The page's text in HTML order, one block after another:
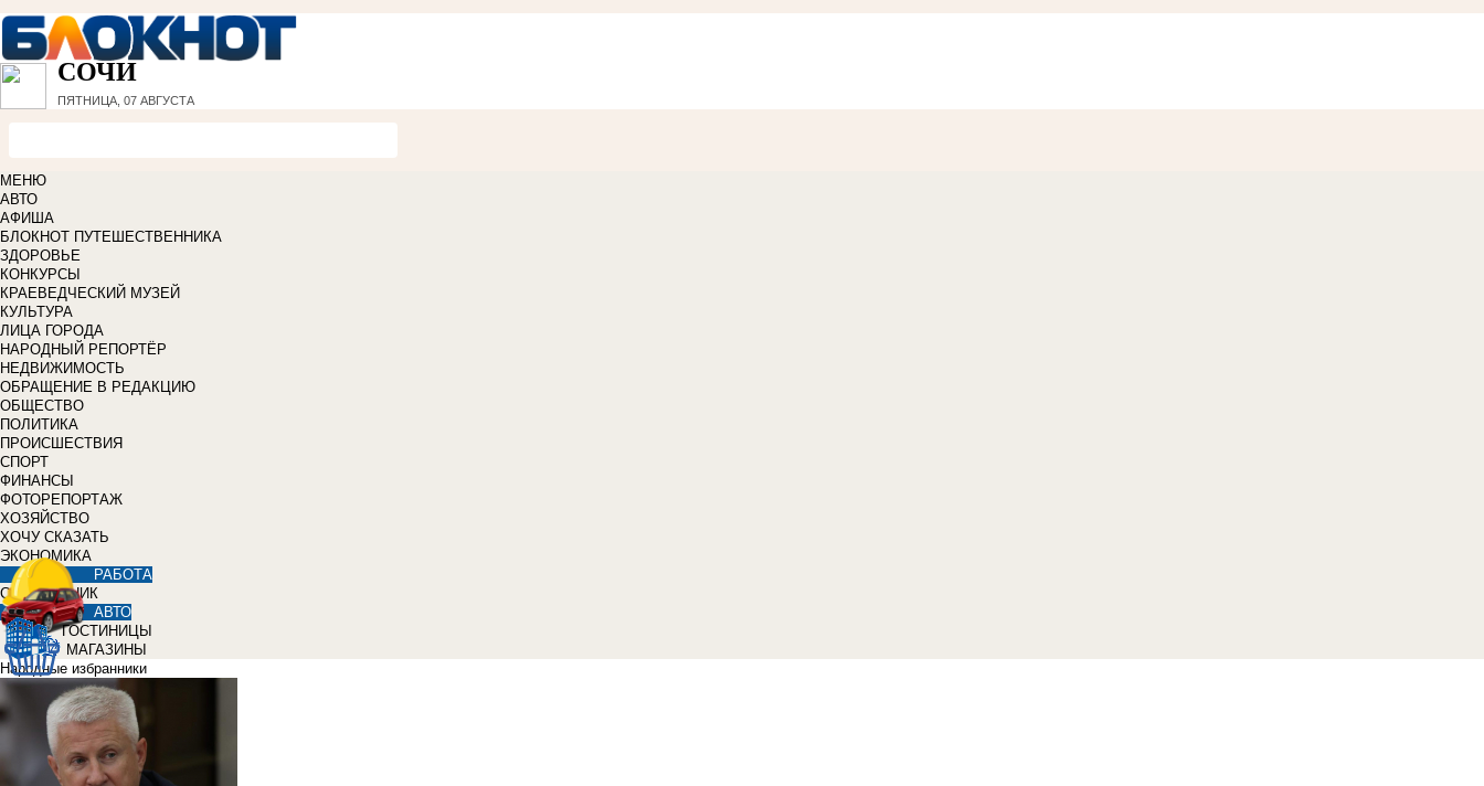
СОЧИ
ПЯТНИЦА, 07 АВГУСТА
МЕНЮ
АВТО
АФИША
БЛОКНОТ ПУТЕШЕСТВЕННИКА
ЗДОРОВЬЕ
КОНКУРСЫ
КРАЕВЕДЧЕСКИЙ МУЗЕЙ
КУЛЬТУРА
ЛИЦА ГОРОДА
НАРОДНЫЙ РЕПОРТЁР
НЕДВИЖИМОСТЬ
ОБРАЩЕНИЕ В РЕДАКЦИЮ
ОБЩЕСТВО
ПОЛИТИКА
ПРОИСШЕСТВИЯ
СПОРТ
ФИНАНСЫ
ФОТОРЕПОРТАЖ
ХОЗЯЙСТВО
ХОЧУ СКАЗАТЬ
ЭКОНОМИКА
РАБОТА
СПРАВОЧНИК
АВТО
ГОСТИНИЦЫ
МАГАЗИНЫ
Народные избранники